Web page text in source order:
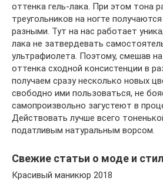
оттенка гель-лака. При этом тона
треугольников на ногте
разными. Тут на нас работает
лака не затвердевать
ультрафиолета. Поэтому, смешав
оттенка сходной консистенции в
получаем сразу несколько новых
свободно ими пользоваться, не
самопроизвольно загустеют в
Действовать лучше всего
податливым натуральным ворсом.
Свежие статьи о моде и
Красивый маникюр 2018